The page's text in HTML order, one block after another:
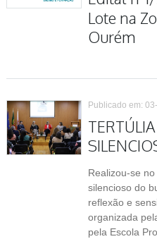
Lote na
Ourém
Publicado em:
Realizou-se
silencioso do
reflexão e
organizada
pela Escola